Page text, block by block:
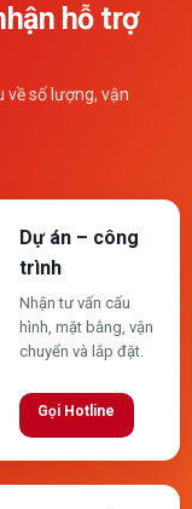
hỗ trợ
về số lượng, vận
Dự án – công
trình
Nhận tư vấn cấu
hình, mặt bằng, vận
chuyển và lắp đặt.
Gọi Hotline